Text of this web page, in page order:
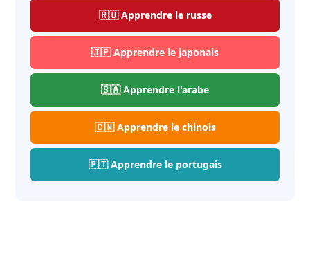
🇷🇺 Apprendre le russe
🇯🇵 Apprendre le japonais
🇸🇦 Apprendre l'arabe
🇨🇳 Apprendre le chinois
🇵🇹 Apprendre le portugais